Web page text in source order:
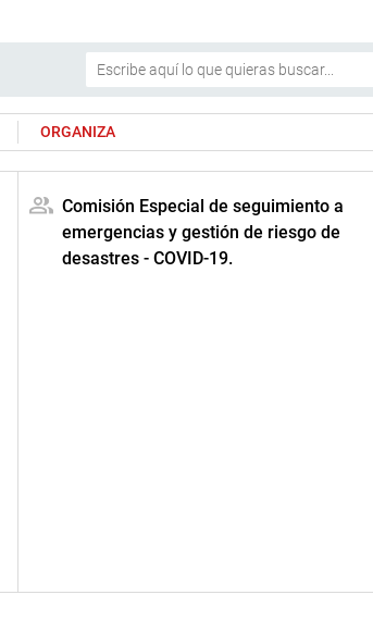
ORGANIZA
Comisión Especial de seguimiento a
emergencias y gestión de riesgo de
desastres - COVID-19.